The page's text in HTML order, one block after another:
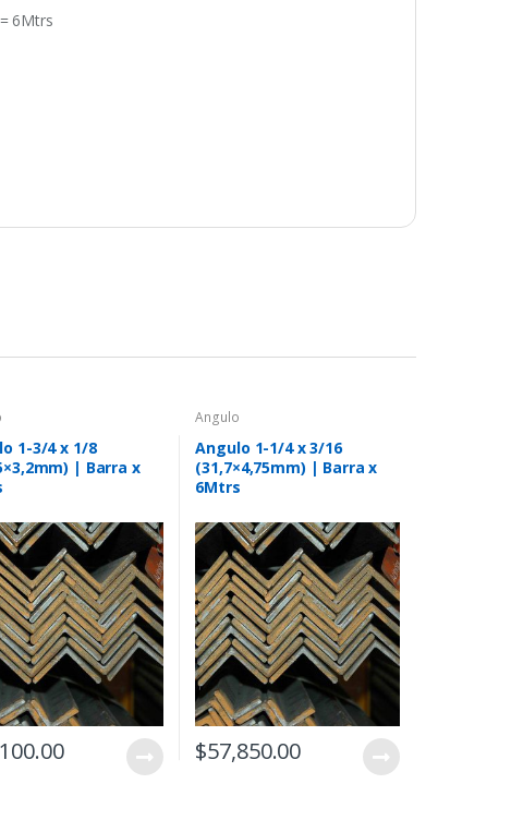
6Mtrs
1-3/4 x 1/8
| Barra x
Angulo
Angulo 1-1/4 x 3/16
(31,7×4,75mm) | Barra x
6Mtrs
$57,850.00